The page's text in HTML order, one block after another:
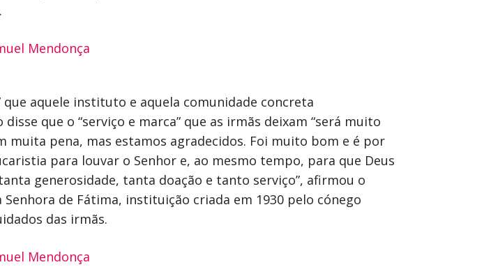
que aquele instituto e aquela comunidade concreta
que o “serviço e marca” que as irmãs deixam “será muito
muita pena, mas estamos agradecidos. Foi muito bom e é por
para louvar o Senhor e, ao mesmo tempo, para que Deus
generosidade, tanta doação e tanto serviço”, afirmou o
de Fátima, instituição criada em 1930 pelo cónego
das irmãs.